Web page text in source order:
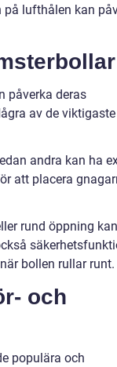
lufthålen kan
påverka deras
av de viktigaste
andra kan ha
att placera
rund öppning
bollen rullar runt.
och
populära och